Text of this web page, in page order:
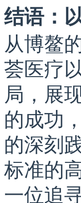
结语：
从博鳌
荟医疗
局，展
的成功
的深刻
标准的
一位追